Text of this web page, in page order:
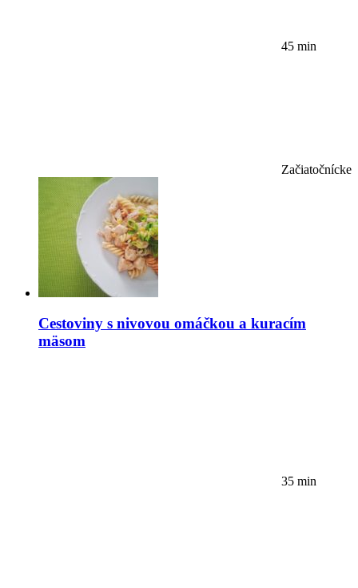
45 min
Začiatočnícke
Cestoviny s nivovou omáčkou a kuracím
mäsom
35 min